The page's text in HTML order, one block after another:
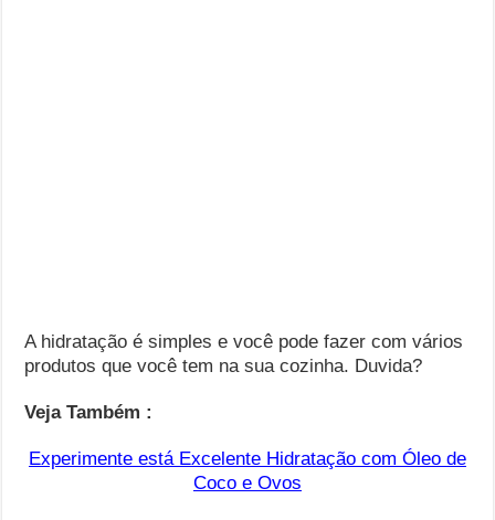
A hidratação é simples e você pode fazer com vários
produtos que você tem na sua cozinha. Duvida?
Veja Também :
Experimente está Excelente Hidratação com Óleo de
Coco e Ovos